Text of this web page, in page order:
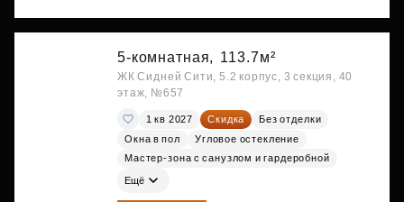
5-комнатная, 113.7м²
ЖК Сидней Сити, 5.2 корпус, 3 секция, 40
этаж, №657
1 кв 2027 Скидка
Без отделки
Окна в пол
Угловое остекление
Мастер-зона с санузлом и гардеробной
Ещё